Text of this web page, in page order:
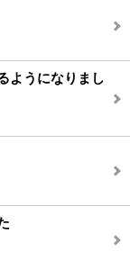
ようになりまし